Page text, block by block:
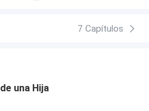
abrazar quién es realmente,
el mundo sobrenatural… o
7 Capítulos
una Hija